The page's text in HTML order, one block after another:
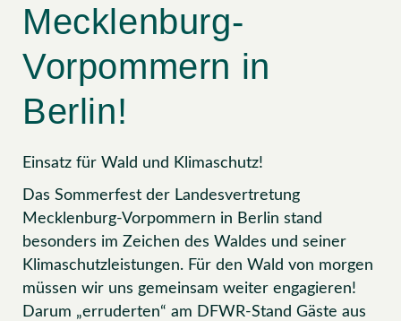
Mecklenburg-
Vorpommern in
Berlin!
Einsatz für Wald und Klimaschutz!
Das Sommerfest der Landesvertretung
Mecklenburg-Vorpommern in Berlin stand
besonders im Zeichen des Waldes und seiner
Klimaschutzleistungen. Für den Wald von morgen
müssen wir uns gemeinsam weiter engagieren!
Darum „erruderten“ am DFWR-Stand Gäste aus